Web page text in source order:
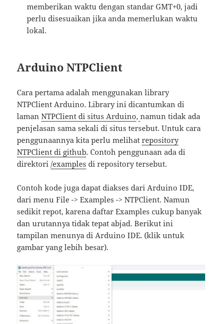
memberikan waktu dengan standar GMT+0, jadi
perlu disesuaikan jika anda memerlukan waktu
lokal.
Arduino NTPClient
Cara pertama adalah menggunakan library
NTPClient Arduino. Library ini dicantumkan di
lamanNTPClient di situs Arduino, namun tidak ada
penjelasan sama sekali di situs tersebut. Untuk cara
penggunaannya kita perlu melihatrepository
NTPClient di github. Contoh penggunaan ada di
direktori/examples di repository tersebut.
Contoh kode juga dapat diakses dari Arduino IDE,
dari menu File -> Examples -> NTPClient. Namun
sedikit repot, karena daftar Examples cukup banyak
dan urutannya tidak tepat abjad. Berikut ini
tampilan menunya di Arduino IDE. (klik untuk
gambar yang lebih besar).